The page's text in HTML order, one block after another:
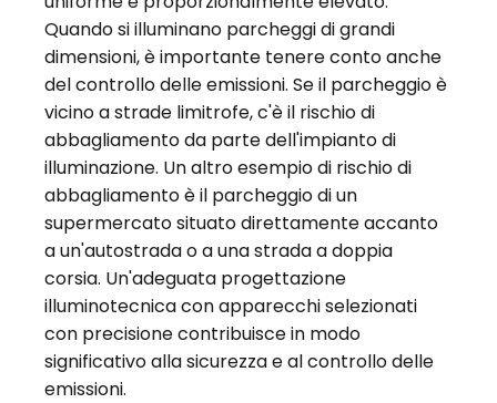
Quando si illuminano parcheggi di grandi
dimensioni, è importante tenere conto anche
del controllo delle emissioni. Se il parcheggio è
vicino a strade limitrofe, c'è il rischio di
abbagliamento da parte dell'impianto di
illuminazione. Un altro esempio di rischio di
abbagliamento è il parcheggio di un
supermercato situato direttamente accanto
a un'autostrada o a una strada a doppia
corsia. Un'adeguata progettazione
illuminotecnica con apparecchi selezionati
con precisione contribuisce in modo
significativo alla sicurezza e al controllo delle
emissioni.